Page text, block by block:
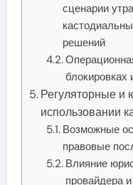
сценарии
решений
блокировках
Регуляторные и
использовании
Возможные
правовые
Влияние
провайдера